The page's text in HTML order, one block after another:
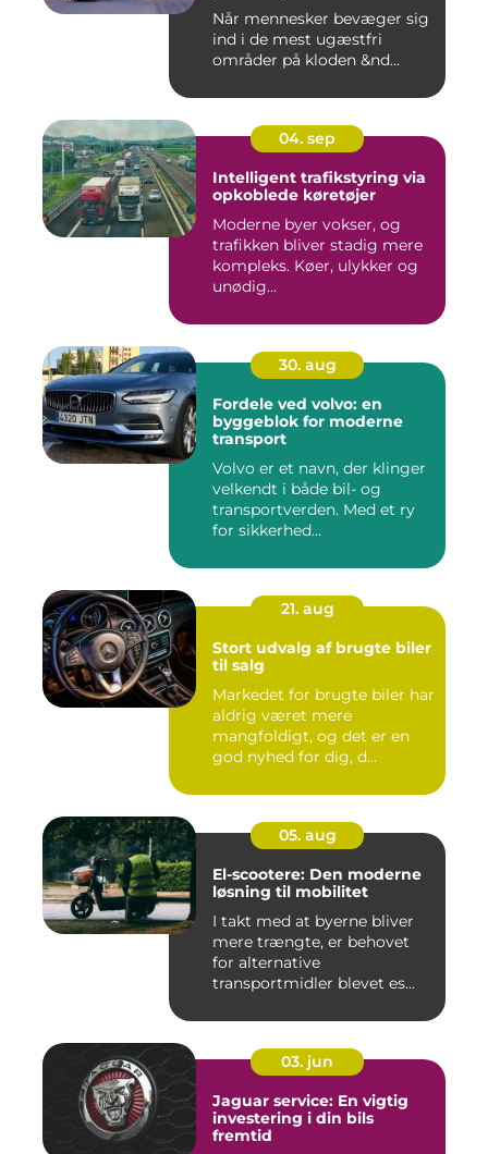
Når mennesker bevæger sig
ind i de mest ugæstfri
områder på kloden &nd...
04. sep
Intelligent trafikstyring via
opkoblede køretøjer
Moderne byer vokser, og
trafikken bliver stadig mere
kompleks. Køer, ulykker og
unødig...
30. aug
Fordele ved volvo: en
byggeblok for moderne
transport
Volvo er et navn, der klinger
velkendt i både bil- og
transportverden. Med et ry
for sikkerhed...
21. aug
Stort udvalg af brugte biler
til salg
Markedet for brugte biler har
aldrig været mere
mangfoldigt, og det er en
god nyhed for dig, d...
05. aug
El-scootere: Den moderne
løsning til mobilitet
I takt med at byerne bliver
mere trængte, er behovet
for alternative
transportmidler blevet es...
03. jun
Jaguar service: En vigtig
investering i din bils
fremtid